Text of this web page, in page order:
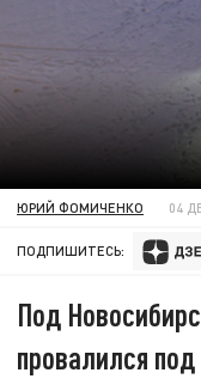
ЮРИЙ ФОМИЧЕНКО 04
ПОДПИШИТЕСЬ:
Под
провалился